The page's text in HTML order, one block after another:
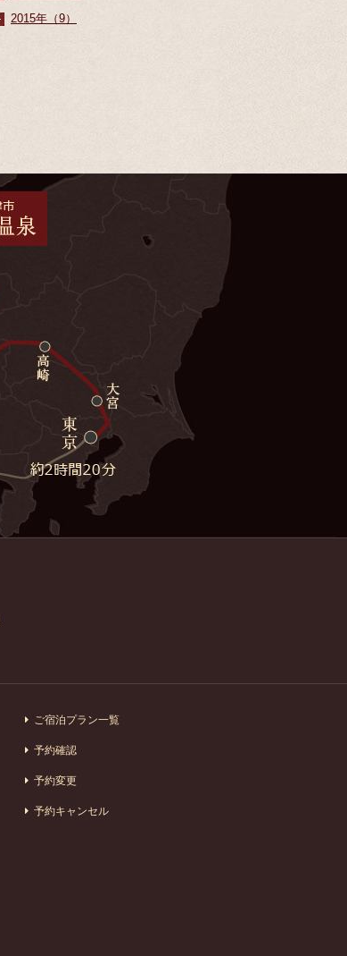
2015年（9）
ご宿泊プラン一覧
予約確認
予約変更
予約キャンセル